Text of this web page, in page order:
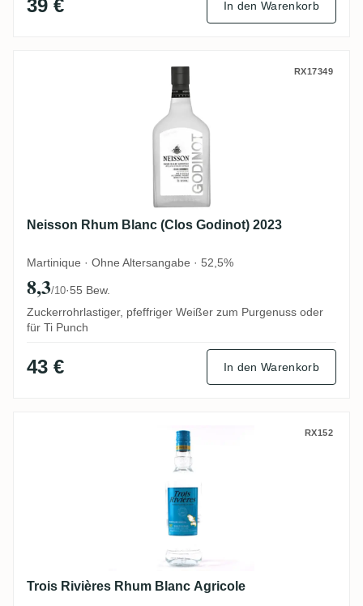
39 € In den Warenkorb
Neisson Rhum Blanc (Clos Godinot) 2023
RX17349
Neisson Rhum Blanc (Clos Godinot) 2023
Martinique · Ohne Altersangabe · 52,5%
8,3/10·55 Bew.
Zuckerrohrlastiger, pfeffriger Weißer zum Purgenuss oder
für Ti Punch
43 € In den Warenkorb
Trois Rivières Rhum Blanc AgricoleRX152
Trois Rivières Rhum Blanc Agricole